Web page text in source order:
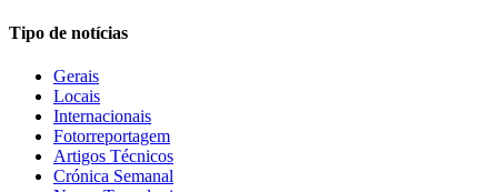
Tipo de notícias
Gerais
Locais
Internacionais
Fotorreportagem
Artigos Técnicos
Crónica Semanal